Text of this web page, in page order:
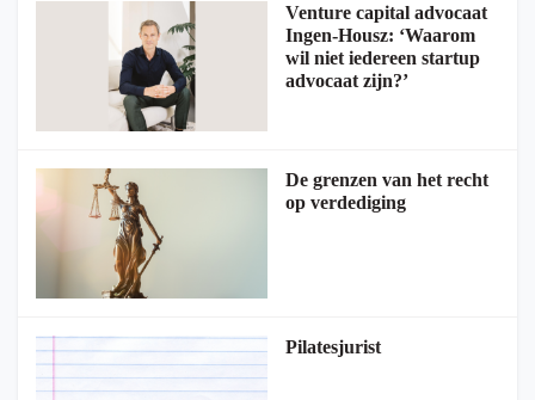
Venture capital advocaat
Ingen-Housz: ‘Waarom
wil niet iedereen startup
advocaat zijn?’
De grenzen van het recht
op verdediging
Pilatesjurist